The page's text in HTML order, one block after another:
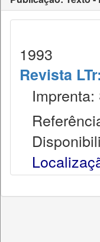
1993
Revista
Imprenta: